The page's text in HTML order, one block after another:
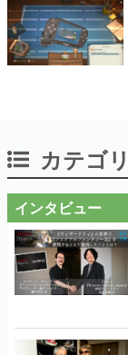
カテゴ
インタビュー